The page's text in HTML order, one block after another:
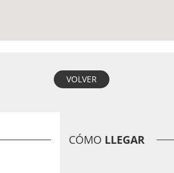
VOLVER
CÓMO LLEGAR